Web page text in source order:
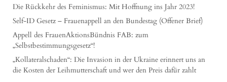
Die Rückkehr des Feminismus: Mit Hoffnung ins Jahr 2023!
Self-ID Gesetz – Frauenappell an den Bundestag (Offener Brief)
Appell des FrauenAktionsBündnis FAB: zum
„Selbstbestimmungsgesetz“!
„Kollateralschaden“: Die Invasion in der Ukraine erinnert uns an
die Kosten der Leihmutterschaft und wer den Preis dafür zahlt